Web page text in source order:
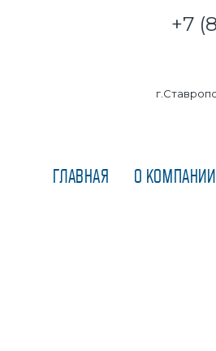
+7
ГЛАВНАЯ О КОМПАНИИ